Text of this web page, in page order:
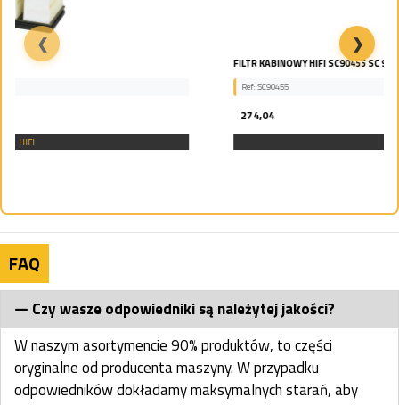
FILTR KABINOWY HIFI SC90455 SC 90455
❮ ❯
FAQ
Czy wasze odpowiedniki są należytej jakości?
W naszym asortymencie 90% produktów, to części
oryginalne od producenta maszyny. W przypadku
odpowiedników dokładamy maksymalnych starań, aby